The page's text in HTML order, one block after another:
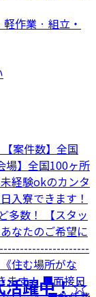
作業 · 組立・
案件数】全国
場】全国100ヶ所
経験okのカンタ
入寮できます！
多数！ 【スタッ
なたのご希望に
住む場所がな
ます！ ■面接日
躍中！☆